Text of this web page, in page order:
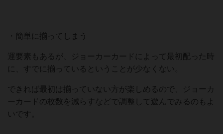
・簡単に揃ってしまう
運要素もあるが、ジョーカーカードによって最初配った時
に、すでに揃っているということが少なくない。
できれば最初は揃っていない方が楽しめるので、ジョーカ
ーカードの枚数を減らすなどで調整して遊んでみるのもよ
いです。